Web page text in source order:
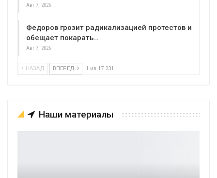
Авг 7, 2026
Федоров грозит радикализацией протестов и
обещает покарать…
Авг 7, 2026
НАЗАД ВПЕРЕД 1 из 17 231
Наши материалы